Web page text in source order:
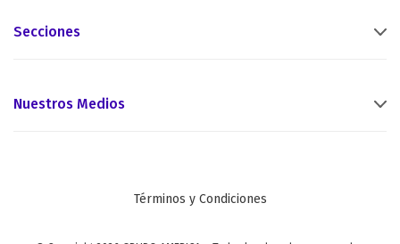
Secciones
Nuestros Medios
Términos y Condiciones